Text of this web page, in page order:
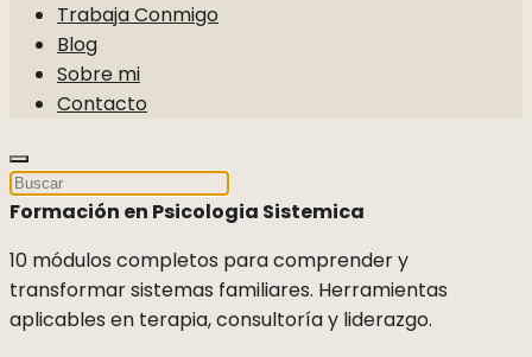
Trabaja Conmigo
Blog
Sobre mi
Contacto
Formación en Psicologia Sistemica
10 módulos completos para comprender y
transformar sistemas familiares. Herramientas
aplicables en terapia, consultoría y liderazgo.